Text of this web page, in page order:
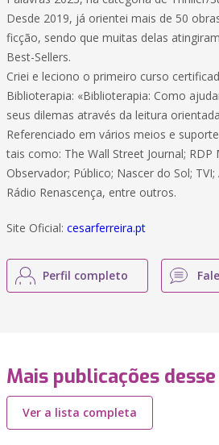
Desde 2019, já orientei mais de 50
ficção, sendo que muitas delas
Best-Sellers.
Criei e leciono o primeiro curso
Biblioterapia: «Biblioterapia: Como
seus dilemas através da leitura
Referenciado em vários meios e
tais como: The Wall Street Journal; RDP
Observador; Público; Nascer do Sol;
Rádio Renascença, entre outros.
Site Oficial: cesarferreira.pt
Perfil completo
Mais publicações
Ver a lista completa